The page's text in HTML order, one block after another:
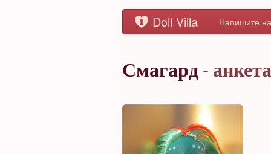
Doll Villa Напишите
Смагард - анкета